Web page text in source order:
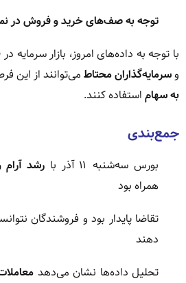
توجه به صف‌های خرید و فروش در
با توجه به داده‌های امروز، بازار سرمایه در
وسرمایه‌گذاران محتاط می‌توانند از این
به سهام استفاده کنند.
جمع‌بندی
بورس سه‌شنبه ۱۱ آذر با
رشد
همراه بود
تقاضا پایدار بود و فروشندگان
دهند
تحلیل داده‌ها نشان می‌دهد